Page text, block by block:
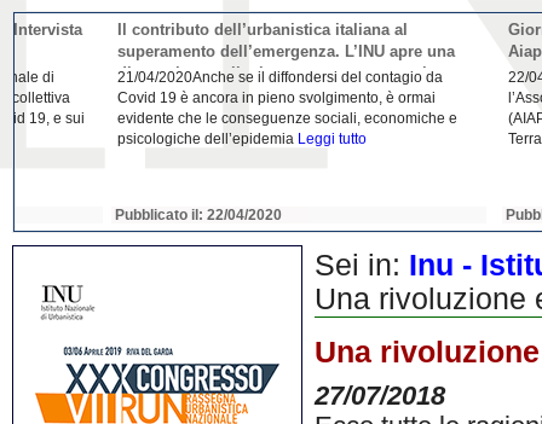
Giornata mondiale della Terra, l'appello di Inu e
22/04/2020L'Istituto Nazionale di Urbanistica (INU) e
l’Associazione italiana di architettura del paesaggio
(AIAPP) in occasione della Giornata Mondiale della
Leggi tutto
Pubblicato il: 22/04/2020
La
21/04/
riflessione da parte
Domenico Moccia.
dell'architettura
Pubblicato il: 22/
Sei in: Inu -
Una rivoluzione
Una
27/07/2018